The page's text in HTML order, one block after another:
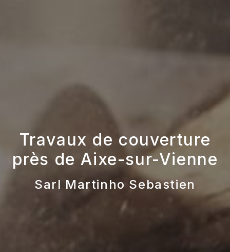
Travaux de couverture
près de Aixe-sur-Vienne
Sarl Martinho Sebastien